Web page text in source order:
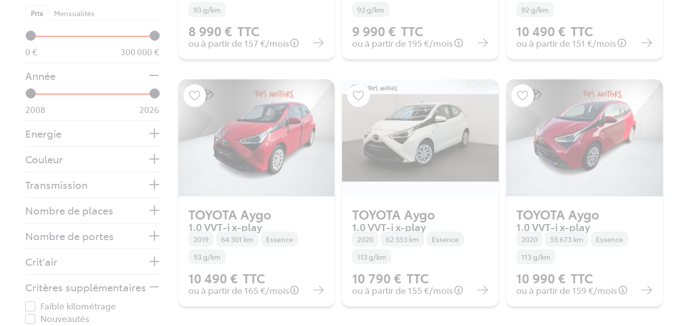
Prix Mensualités
0 300 000
Année
2008 2026
Energie
Couleur
Transmission
Nombre de places
Nombre de portes
Crit'air
Critères supplémentaires
Faible kilométrage
Nouveautés
93 g/km
8 990 € TTC
ou à partir de 157 €/mois
93 g/km
9 990 € TTC
ou à partir de 195 €/mois
92 g/km
10 490 € TTC
ou à partir de 151 €/mois
TOYOTA Aygo
1.0 VVT-i x-play
2019 64 301 km
Essence
93 g/km
10 490 € TTC
ou à partir de 165 €/mois
TOYOTA Aygo
1.0 VVT-i x-play
2020 62 553 km
Essence
113 g/km
10 790 € TTC
ou à partir de 155 €/mois
TOYOTA Aygo
1.0 VVT-i x-play
2020 55 673 km
Essence
113 g/km
10 990 € TTC
ou à partir de 159 €/mois